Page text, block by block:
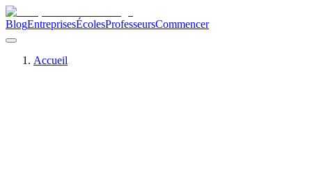
BlogEntreprisesÉcolesProfesseursCommencer
Accueil